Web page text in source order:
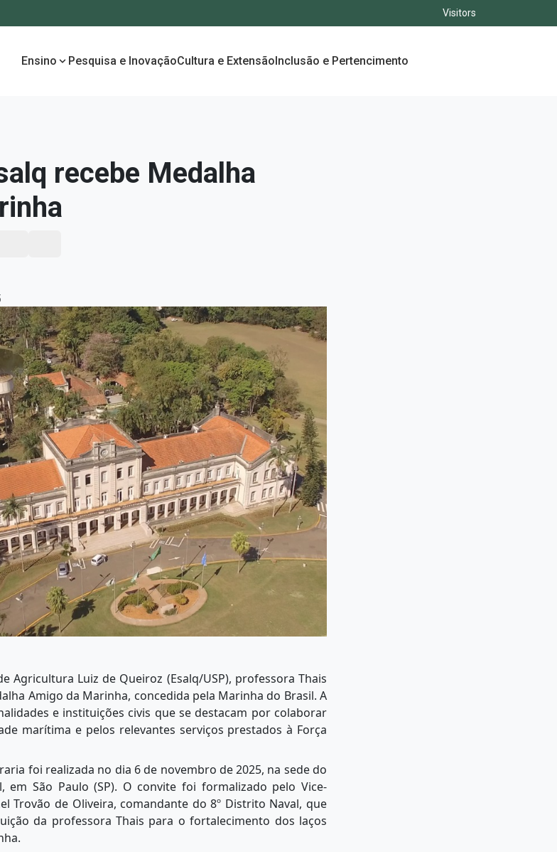
Visitors
Ensino Pesquisa e InovaçãoCultura e ExtensãoInclusão e Pertencimento
recebe Medalha
Agricultura Luiz de Queiroz (Esalq/USP), professora Thais
Amigo da Marinha, concedida pela Marinha do Brasil. A
e instituições civis que se destacam por colaborar
marítima e pelos relevantes serviços prestados à Força
foi realizada no dia 6 de novembro de 2025, na sede do
em São Paulo (SP). O convite foi formalizado pelo Vice-
Trovão de Oliveira, comandante do 8º Distrito Naval, que
da professora Thais para o fortalecimento dos laços